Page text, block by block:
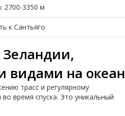
2700-3350 м
к Сантьяго
видами на океан
трасс и регулярному
время спуска. Это уникальный